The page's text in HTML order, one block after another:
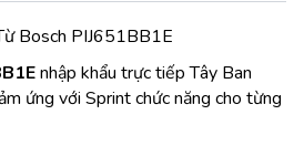
Bosch PIJ651BB1E
nhập khẩu trực tiếp Tây Ban
ứng với Sprint chức năng cho từng